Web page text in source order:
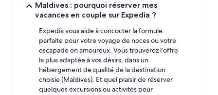
Maldives : pourquoi réserver mes
vacances en couple sur Expedia ?
Expedia vous aide à concocter la formule
parfaite pour votre voyage de noces ou votre
escapade en amoureux. Vous trouverez l’offre
la plus adaptée à vos désirs, dans un
hébergement de qualité de la destination
choisie (Maldives). Et quel plaisir de réserver
quelques excursions ou activités pour